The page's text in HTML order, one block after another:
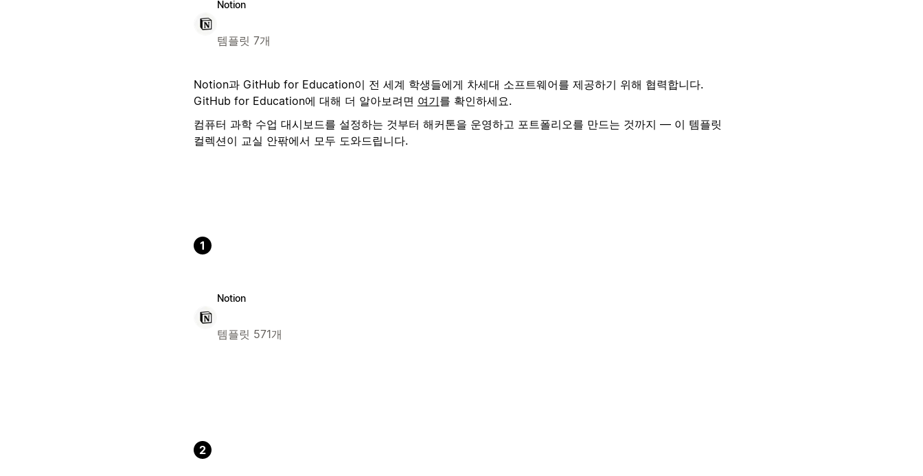
Notion
템플릿 7개
Notion과 GitHub for Education이 전 세계 학생들에게 차세대 소프트웨어를 제공하기 위해 협력합니다.
GitHub for Education에 대해 더 알아보려면 여기를 확인하세요.
컴퓨터 과학 수업 대시보드를 설정하는 것부터 해커톤을 운영하고 포트폴리오를 만드는 것까지 — 이 템플릿
컬렉션이 교실 안팎에서 모두 도와드립니다.
1
Notion
템플릿 571개
2